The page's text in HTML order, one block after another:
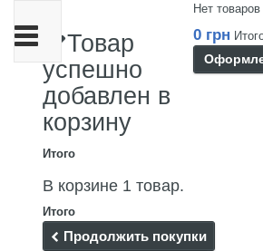
Нет товаров
0 грн
Товар
успешно
добавлен в
корзину
Итого
В корзине 1 товар.
Итого
Продолжить покупки
Переключить
навигации